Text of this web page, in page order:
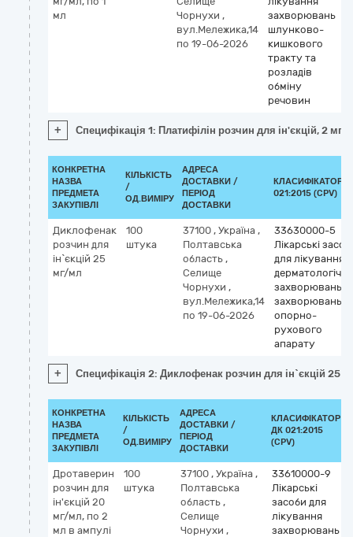
мл
Чорнухи ,
вул.Мележика,14
по 19-06-2026
захворювань
шлунково-
кишкового
тракту та
розладів
обміну
речовин
+ Специфікація 1: Платифілін розчин для ін'єкцій, 2
КОНКРЕТНА
НАЗВА
ПРЕДМЕТА
ЗАКУПІВЛІ
КІЛЬКІСТЬ
/
ОД.ВИМІРУ
АДРЕСА
ДОСТАВКИ /
ПЕРІОД
ДОСТАВКИ
КЛАСИФІКАТОР
021:2015 (CPV)
Диклофенак
розчин для
ін`єкцій 25
мг/мл
100
штука
37100 , Україна ,
Полтавська
область ,
Селище
Чорнухи ,
вул.Мележика,14
по 19-06-2026
33630000-5
Лікарські
для лікування
захворювань
захворювань
опорно-
рухового
апарату
+ Специфікація 2: Диклофенак розчин для ін`єкцій 25
КОНКРЕТНА
НАЗВА
ПРЕДМЕТА
ЗАКУПІВЛІ
КІЛЬКІСТЬ
/
ОД.ВИМІРУ
АДРЕСА
ДОСТАВКИ /
ПЕРІОД
ДОСТАВКИ
КЛАСИФІКАТОР
ДК 021:2015
(CPV)
Дротаверин
розчин для
ін'єкцій 20
мг/мл, по 2
мл в ампулі
100
штука
37100 , Україна ,
Полтавська
область ,
Селище
Чорнухи ,
33610000-9
Лікарські
засоби для
лікування
захворювань